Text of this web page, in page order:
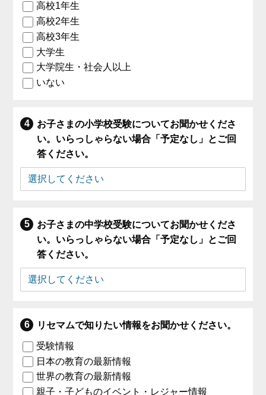
高校1年生
高校2年生
高校3年生
大学生
大学院生・社会人以上
いない
お子さまの小学校受験についてお聞かせくださ
い。いらっしゃらない場合「予定なし」とご回
答ください。
お子さまの中学校受験についてお聞かせくださ
い。いらっしゃらない場合「予定なし」とご回
答ください。
リセマムで知りたい情報をお聞かせください。
受験情報
日本の教育の最新情報
世界の教育の最新情報
親子・子どものイベント・レジャー情報